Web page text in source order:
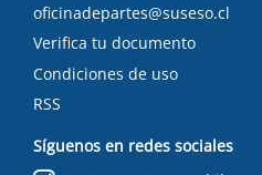
oficinadepartes@suseso.cl
Verifica tu documento
Condiciones de uso
RSS
Síguenos en redes sociales